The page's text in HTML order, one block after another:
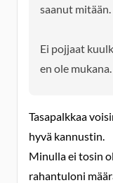
saanut mitään.
Ei pojjaat
en ole mukana.
Tasapalkkaa
hyvä kannustin.
Minulla ei tosin
rahantuloni